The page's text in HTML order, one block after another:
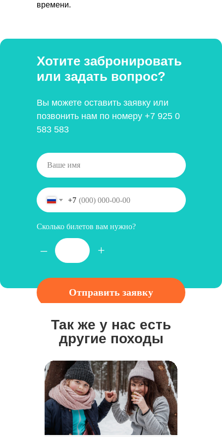
времени.
+7
Сколько билетов вам нужно?
– +
Отправить заявку
Нажимая на кнопку, Вы соглашаетесь с условиями
политики конфиденциальн
ости.
Хотите забронировать
или задать вопрос?
Вы можете оставить заявку или
позвонить нам по номеру +7 925 0
583 583
Так же у нас есть
другие походы